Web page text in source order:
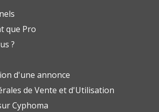
que Pro
?
d'une annonce
de Vente et d'Utilisation
Cyphoma